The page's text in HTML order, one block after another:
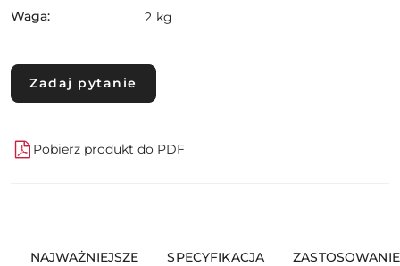
Waga: 2 kg
Zadaj pytanie
Pobierz produkt do PDF
NAJWAŻNIEJSZE
SPECYFIKACJA
ZASTOSOWANIE